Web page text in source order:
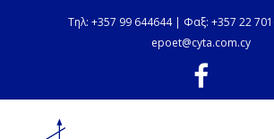
Τηλ: +357 99 644644 | Φαξ: +357 22
epoet@cyta.com.cy